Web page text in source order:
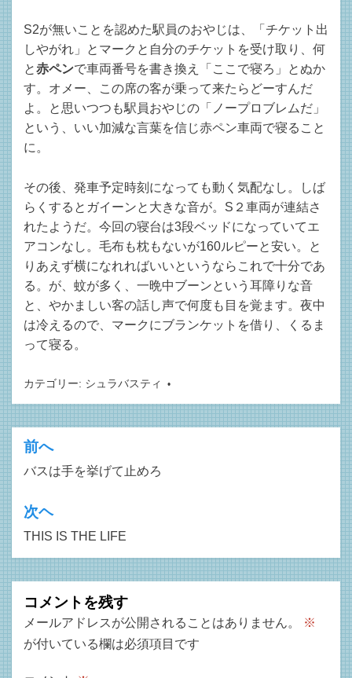
S2が無いことを認めた駅員のおやじは、「チケット出
しやがれ」とマークと自分のチケットを受け取り、何
と赤ペンで車両番号を書き換え「ここで寝ろ」とぬか
す。オメー、この席の客が乗って来たらどーすんだ
よ。と思いつつも駅員おやじの「ノープロブレムだ」
という、いい加減な言葉を信じ赤ペン車両で寝ること
に。
その後、発車予定時刻になっても動く気配なし。しば
らくするとガイーンと大きな音が。S２車両が連結さ
れたようだ。今回の寝台は3段ベッドになっていてエ
アコンなし。毛布も枕もないが160ルピーと安い。と
りあえず横になれればいいというならこれで十分であ
る。が、蚊が多く、一晩中ブーンという耳障りな音
と、やかましい客の話し声で何度も目を覚ます。夜中
は冷えるので、マークにブランケットを借り、くるま
って寝る。
カテゴリー: シュラバスティ
投
稿
ナ
ビ
ゲ
ー
シ
ョ
ン
前へ
バスは手を挙げて止めろ
次ヘ
THIS IS THE LIFE
コメントを残す
メールアドレスが公開されることはありません。
※
が付いている欄は必須項目です